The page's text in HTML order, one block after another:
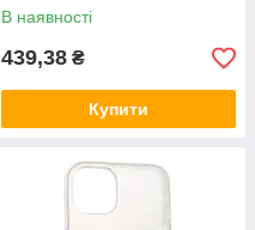
В наявності
439,38 ₴
Купити